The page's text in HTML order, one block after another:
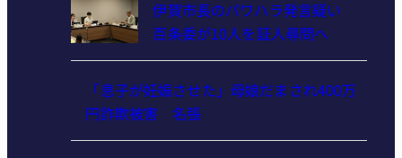
伊賀市長のパワハラ発言疑い
百条委が10人を証人尋問へ
「息子が妊娠させた」母娘だまされ400万
円詐欺被害 名張